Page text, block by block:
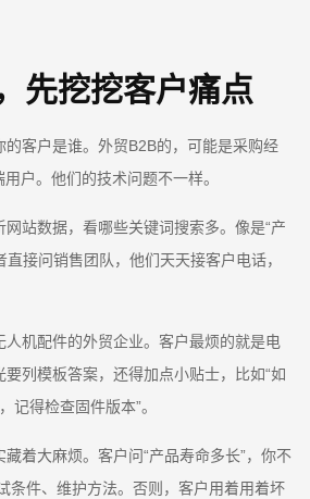
先挖挖客户痛点
客户是谁。外贸B2B的，可能是采购经
户。他们的技术问题不一样。
站数据，看哪些关键词搜索多。像是“产
直接问销售团队，他们天天接客户电话，
机配件的外贸企业。客户最烦的就是电
列模板答案，还得加点小贴士，比如“如
记得检查固件版本”。
着大麻烦。客户问“产品寿命多长”，你不
条件、维护方法。否则，客户用着用着坏